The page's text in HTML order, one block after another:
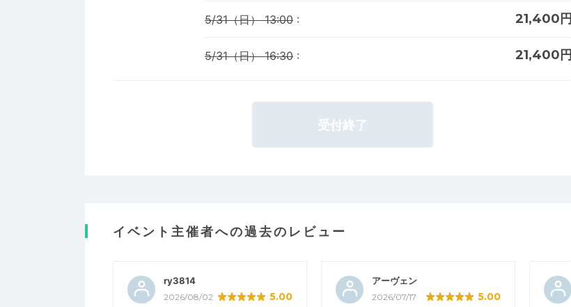
5/31（日） 13:00 : 21,400円
5/31（日） 16:30 : 21,400円
受付終了
イベント主催者への過去のレビュー
ry3814
2026/08/02 5.00
アーヴェン
2026/07/17 5.00